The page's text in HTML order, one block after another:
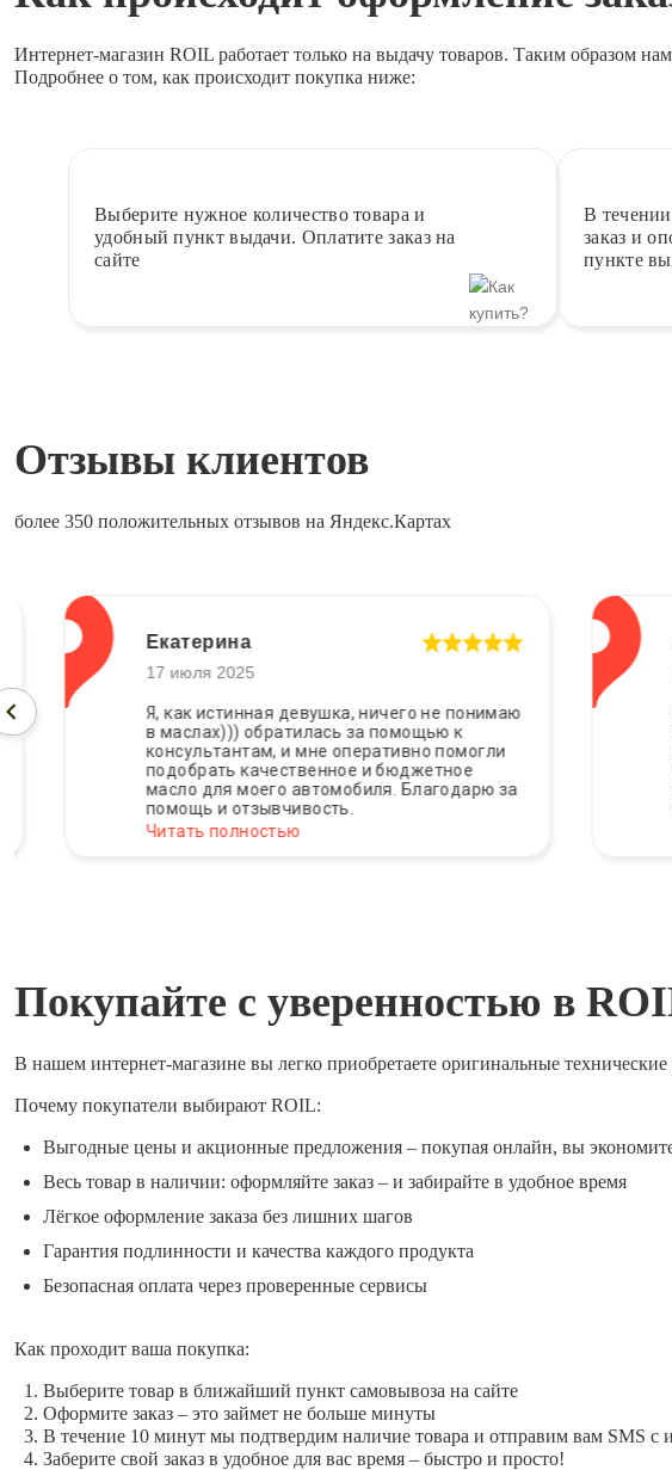
Интернет-магазин ROIL работает только на выдачу товаров. Таким образом
Подробнее о том, как происходит покупка ниже:
Выберите нужное количество товара и
удобный пункт выдачи. Оплатите заказ на
сайте
В
заказ и
пункте
Отзывы клиентов
более 350 положительных отзывов на Яндекс.Картах
Екатерина
17 июля 2025
Я, как истинная девушка, ничего не понимаю
в маслах))) обратилась за помощью к
консультантам, и мне оперативно помогли
подобрать качественное и бюджетное
масло для моего автомобиля. Благодарю за
помощь и отзывчивость.
Читать полностью
17
Покупайте с уверенностью в
В нашем интернет-магазине вы легко приобретаете оригинальные
Почему покупатели выбирают ROIL:
Выгодные цены и акционные предложения – покупая онлайн, вы
Весь товар в наличии: оформляйте заказ – и забирайте в удобное время
Лёгкое оформление заказа без лишних шагов
Гарантия подлинности и качества каждого продукта
Безопасная оплата через проверенные сервисы
Как проходит ваша покупка:
Выберите товар в ближайший пункт самовывоза на сайте
Оформите заказ – это займет не больше минуты
В течение 10 минут мы подтвердим наличие товара и отправим вам SMS с
Заберите свой заказ в удобное для вас время – быстро и просто!